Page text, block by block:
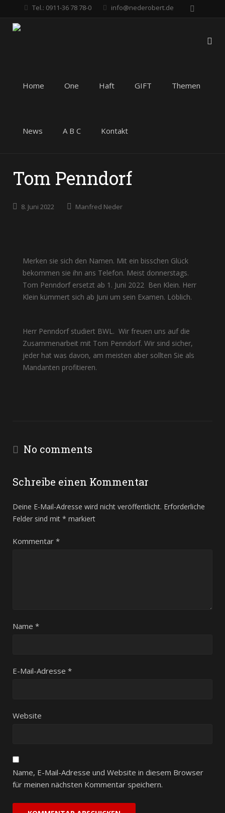
Tel.: 0911-36 78 78-0 info@nederobert.de
Home One Haft GIFT Themen
News A B C Kontakt
Tom Penndorf
8. Juni 2022 Manfred Neder
Merken sie sich den Namen. Mit ein bisschen Glück
bekommen sie ihn ans Telefon. Meist donnerstags.
Tom Penndorf ersetzt ab 1. Juni 2022 Ben Klein. Herr
Klein kümmert sich ab Juni um sein Examen. Löblich.
Herr Penndorf studiert BWL. Wir freuen uns auf die
Zusammenarbeit mit Tom Penndorf. Wir sind sicher,
jeder hat was davon, am meisten aber sollten Sie als
Mandanten profitieren.
No comments
Schreibe einen Kommentar
Deine E-Mail-Adresse wird nicht veröffentlicht. Erforderliche
Felder sind mit * markiert
Kommentar *
Name *
E-Mail-Adresse *
Website
Name, E-Mail-Adresse und Website in diesem Browser
für meinen nächsten Kommentar speichern.